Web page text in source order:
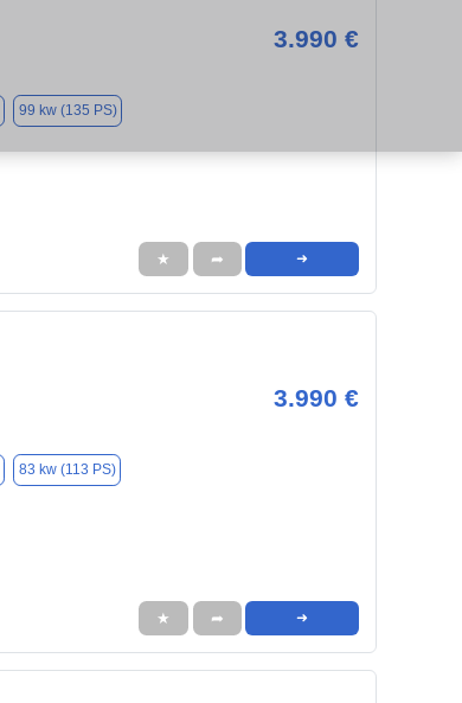
3.990 €
99 kw (135 PS)
★ ➦ ➜
3.990 €
83 kw (113 PS)
★ ➦ ➜